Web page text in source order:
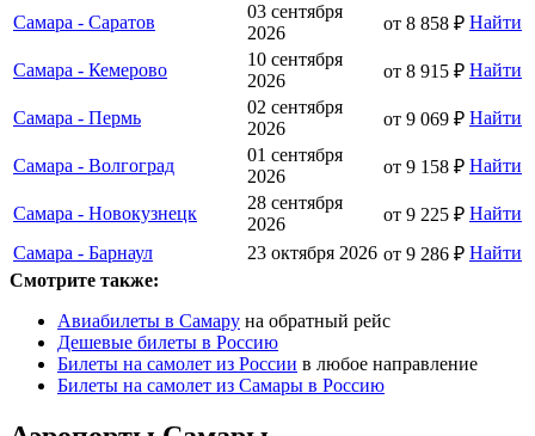
Самара - Саратов
03 сентября
2026
от 8 858 ₽ Найти
Самара - Кемерово
10 сентября
2026
от 8 915 ₽ Найти
Самара - Пермь
02 сентября
2026
от 9 069 ₽ Найти
Самара - Волгоград
01 сентября
2026
от 9 158 ₽ Найти
Самара - Новокузнецк
28 сентября
2026
от 9 225 ₽ Найти
Самара - Барнаул
23 октября 2026 от 9 286 ₽ Найти
Смотрите также:
Авиабилеты в Самару на обратный рейс
Дешевые билеты в Россию
Билеты на самолет из России в любое направление
Билеты на самолет из Самары в Россию